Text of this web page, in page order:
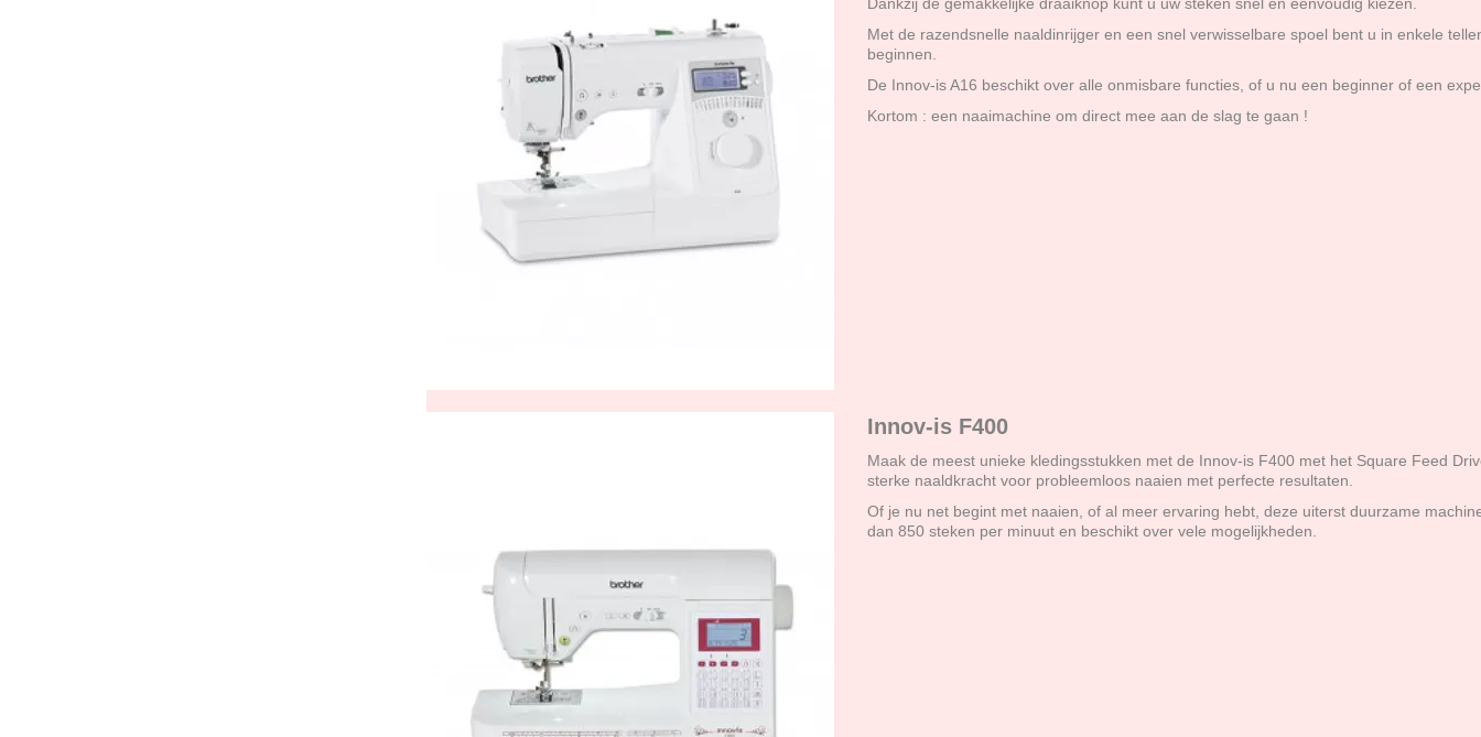
Met de razendsnelle naaldinrijger en een snel verwisselbare spoel bent u in enkele
beginnen.
De Innov-is A16 beschikt over alle onmisbare functies, of u nu een beginner of een
Kortom : een naaimachine om direct mee aan de slag te gaan !
Innov-is F400
Maak de meest unieke kledingsstukken met de Innov-is F400 met het Square Feed
sterke naaldkracht voor probleemloos naaien met perfecte resultaten.
Of je nu net begint met naaien, of al meer ervaring hebt, deze uiterst duurzame
dan 850 steken per minuut en beschikt over vele mogelijkheden.